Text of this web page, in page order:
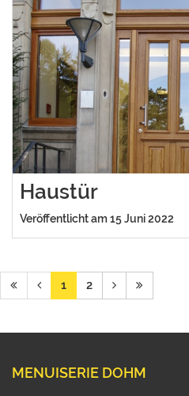
Haustür
Veröffentlicht am 15 Juni 2022
1 2
MENUISERIE DOHM